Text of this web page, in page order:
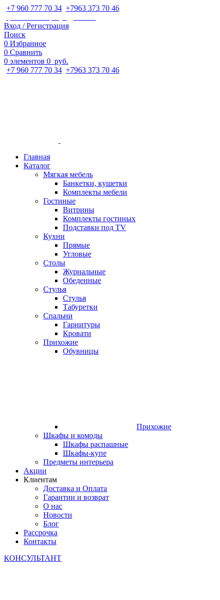
+7 960 777 70 34 +7963 373 70 46
Вход / Регистрация
Поиск
0 Избранное
0 Сравнить
0 элементов 0 руб.
+7 960 777 70 34 +7963 373 70 46
Главная
Каталог
Мягкая мебель
Банкетки, кушетки
Комплекты мебели
Гостиные
Витрины
Комплекты гостиных
Подставки под TV
Кухни
Прямые
Угловые
Столы
Журнальные
Обеденные
Стулья
Стулья
Табуретки
Спальни
Гарнитуры
Кровати
Прихожие
Обувницы
Прихожие
Шкафы и комоды
Шкафы распашные
Шкафы-купе
Предметы интерьера
Акции
Клиентам
Доставка и Оплата
Гарантии и возврат
О нас
Новости
Блог
Рассрочка
Контакты
КОНСУЛЬТАНТ